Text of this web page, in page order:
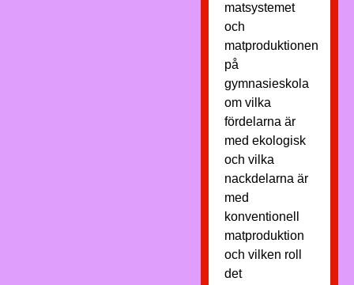
matsystemet
och
matproduktionen
på
gymnasieskola
om vilka
fördelarna är
med ekologisk
och vilka
nackdelarna är
med
konventionell
matproduktion
och vilken roll
det